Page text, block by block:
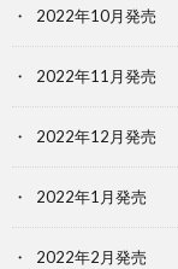
2022年10月発売
2022年11月発売
2022年12月発売
2022年1月発売
2022年2月発売